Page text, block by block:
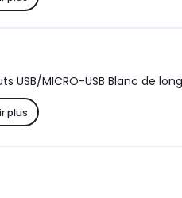
MICRO-USB Blanc de
plus